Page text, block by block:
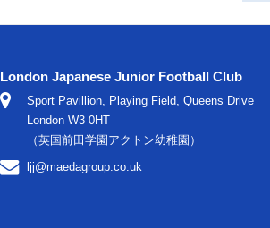
London Japanese Junior Football Club
Sport Pavillion, Playing Field, Queens Drive
London W3 0HT
（英国前田学園アクトン幼稚園）
ljj@maedagroup.co.uk